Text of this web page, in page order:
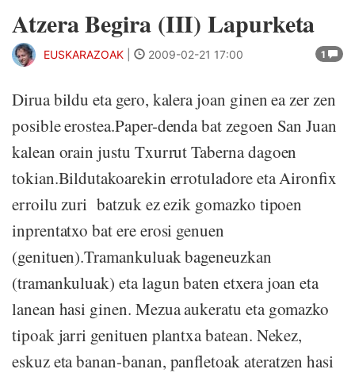
Atzera Begira (III) Lapurketa
1
EUSKARAZOAK 2009-02-21 17:00
Dirua bildu eta gero, kalera joan ginen ea zer zen
posible erostea.Paper-denda bat zegoen San Juan
kalean orain justu Txurrut Taberna dagoen
tokian.Bildutakoarekin errotuladore eta Aironfix
erroilu zuri batzuk ez ezik gomazko tipoen
inprentatxo bat ere erosi genuen
(genituen).Tramankuluak bageneuzkan
(tramankuluak) eta lagun baten etxera joan eta
lanean hasi ginen. Mezua aukeratu eta gomazko
tipoak jarri genituen plantxa batean. Nekez,
eskuz eta banan-banan, panfletoak ateratzen hasi